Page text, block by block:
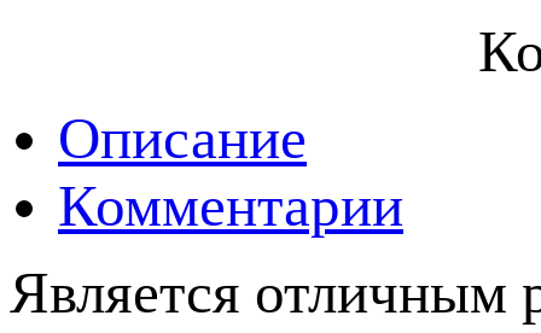
Описание
Комментарии
Является отличным